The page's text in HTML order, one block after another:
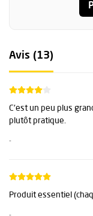
Avis (13)
C'est un peu plus
plutôt pratique.
-
Produit essentiel